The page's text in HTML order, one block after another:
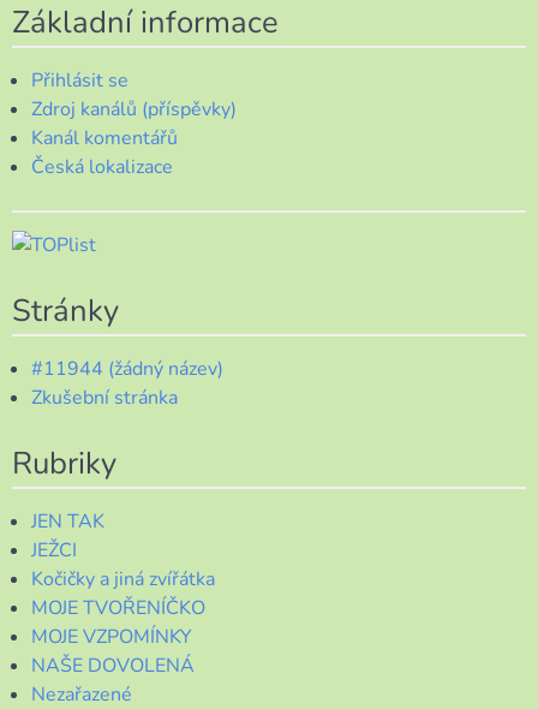
Základní informace
Přihlásit se
Zdroj kanálů (příspěvky)
Kanál komentářů
Česká lokalizace
Stránky
#11944 (žádný název)
Zkušební stránka
Rubriky
JEN TAK
JEŽCI
Kočičky a jiná zvířátka
MOJE TVOŘENÍČKO
MOJE VZPOMÍNKY
NAŠE DOVOLENÁ
Nezařazené